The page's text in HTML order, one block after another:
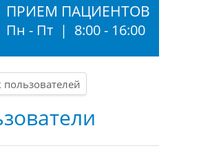
ПРИЕМ ПАЦИЕНТОВ
Пн - Пт | 8:00 - 16:00
пользователей